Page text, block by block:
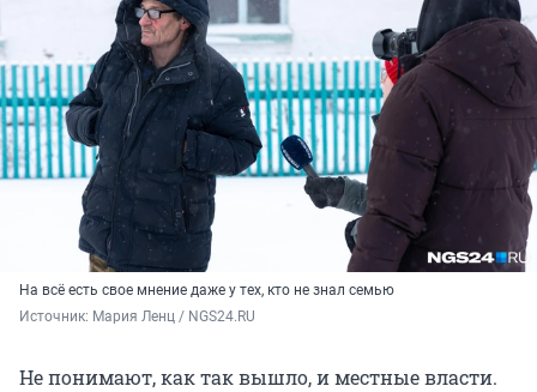
На всё есть свое мнение даже у тех, кто не знал семью
Источник: Мария Ленц / NGS24.RU
Не понимают, как так вышло, и местные власти.